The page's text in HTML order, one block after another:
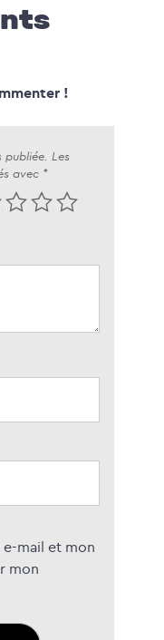
!
publiée. Les
avec *
mail et mon
mon